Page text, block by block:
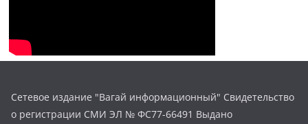
Сетевое издание "Вагай информационный" Свидетельство
о регистрации СМИ ЭЛ № ФС77-66491 Выдано